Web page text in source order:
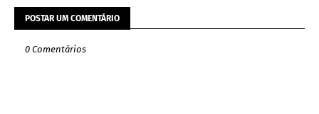
POSTAR UM COMENTÁRIO
0 Comentários